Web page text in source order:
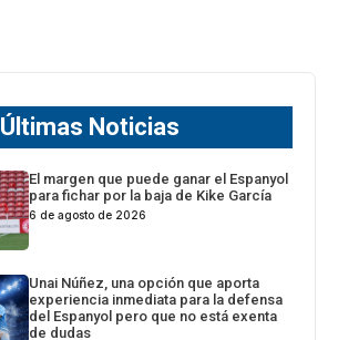
Últimas Noticias
El margen que puede ganar el Espanyol
para fichar por la baja de Kike García
6 de agosto de 2026
Unai Núñez, una opción que aporta
experiencia inmediata para la defensa
del Espanyol pero que no está exenta
de dudas